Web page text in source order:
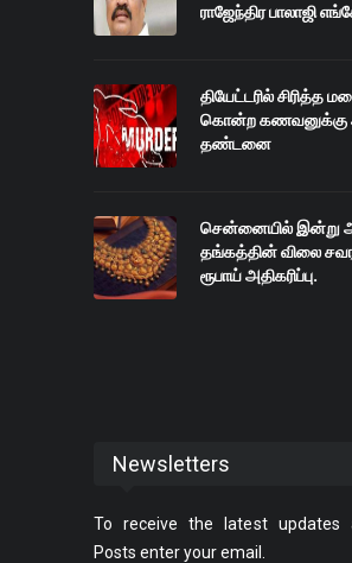
ராஜேந்திர பாலாஜி
தியேட்டரில் சிரித்த
கொன்ற கணவனுக்கு
தண்டனை
சென்னையில் இன்று
தங்கத்தின் விலை
ரூபாய் அதிகரிப்பு.
Newsletters
To receive the latest updates
Posts enter your email.